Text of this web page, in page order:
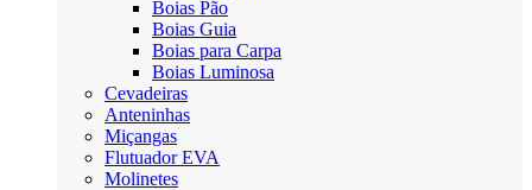
Boias Pão
Boias Guia
Boias para Carpa
Boias Luminosa
Cevadeiras
Anteninhas
Miçangas
Flutuador EVA
Molinetes